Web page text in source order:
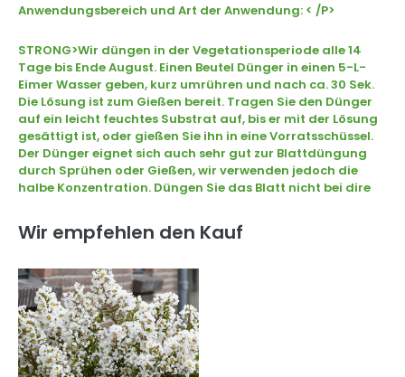
Anwendungsbereich und Art der Anwendung: < /P>
STRONG>Wir düngen in der Vegetationsperiode alle 14
Tage bis Ende August. Einen Beutel Dünger in einen 5-L-
Eimer Wasser geben, kurz umrühren und nach ca. 30 Sek.
Die Lösung ist zum Gießen bereit. Tragen Sie den Dünger
auf ein leicht feuchtes Substrat auf, bis er mit der Lösung
gesättigt ist, oder gießen Sie ihn in eine Vorratsschüssel.
Der Dünger eignet sich auch sehr gut zur Blattdüngung
durch Sprühen oder Gießen, wir verwenden jedoch die
halbe Konzentration. Düngen Sie das Blatt nicht bei dire
Wir empfehlen den Kauf